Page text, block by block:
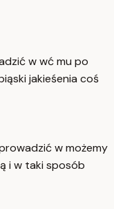
w wć mu po
jakieśenia coś
w możemy
i w taki sposób